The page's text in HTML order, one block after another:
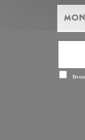
En